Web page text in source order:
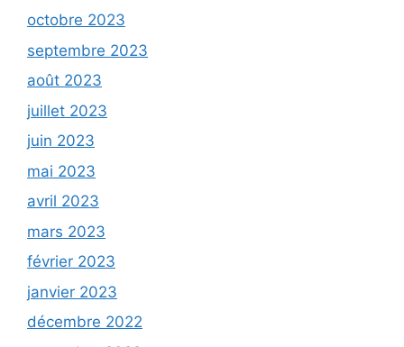
octobre 2023
septembre 2023
août 2023
juillet 2023
juin 2023
mai 2023
avril 2023
mars 2023
février 2023
janvier 2023
décembre 2022